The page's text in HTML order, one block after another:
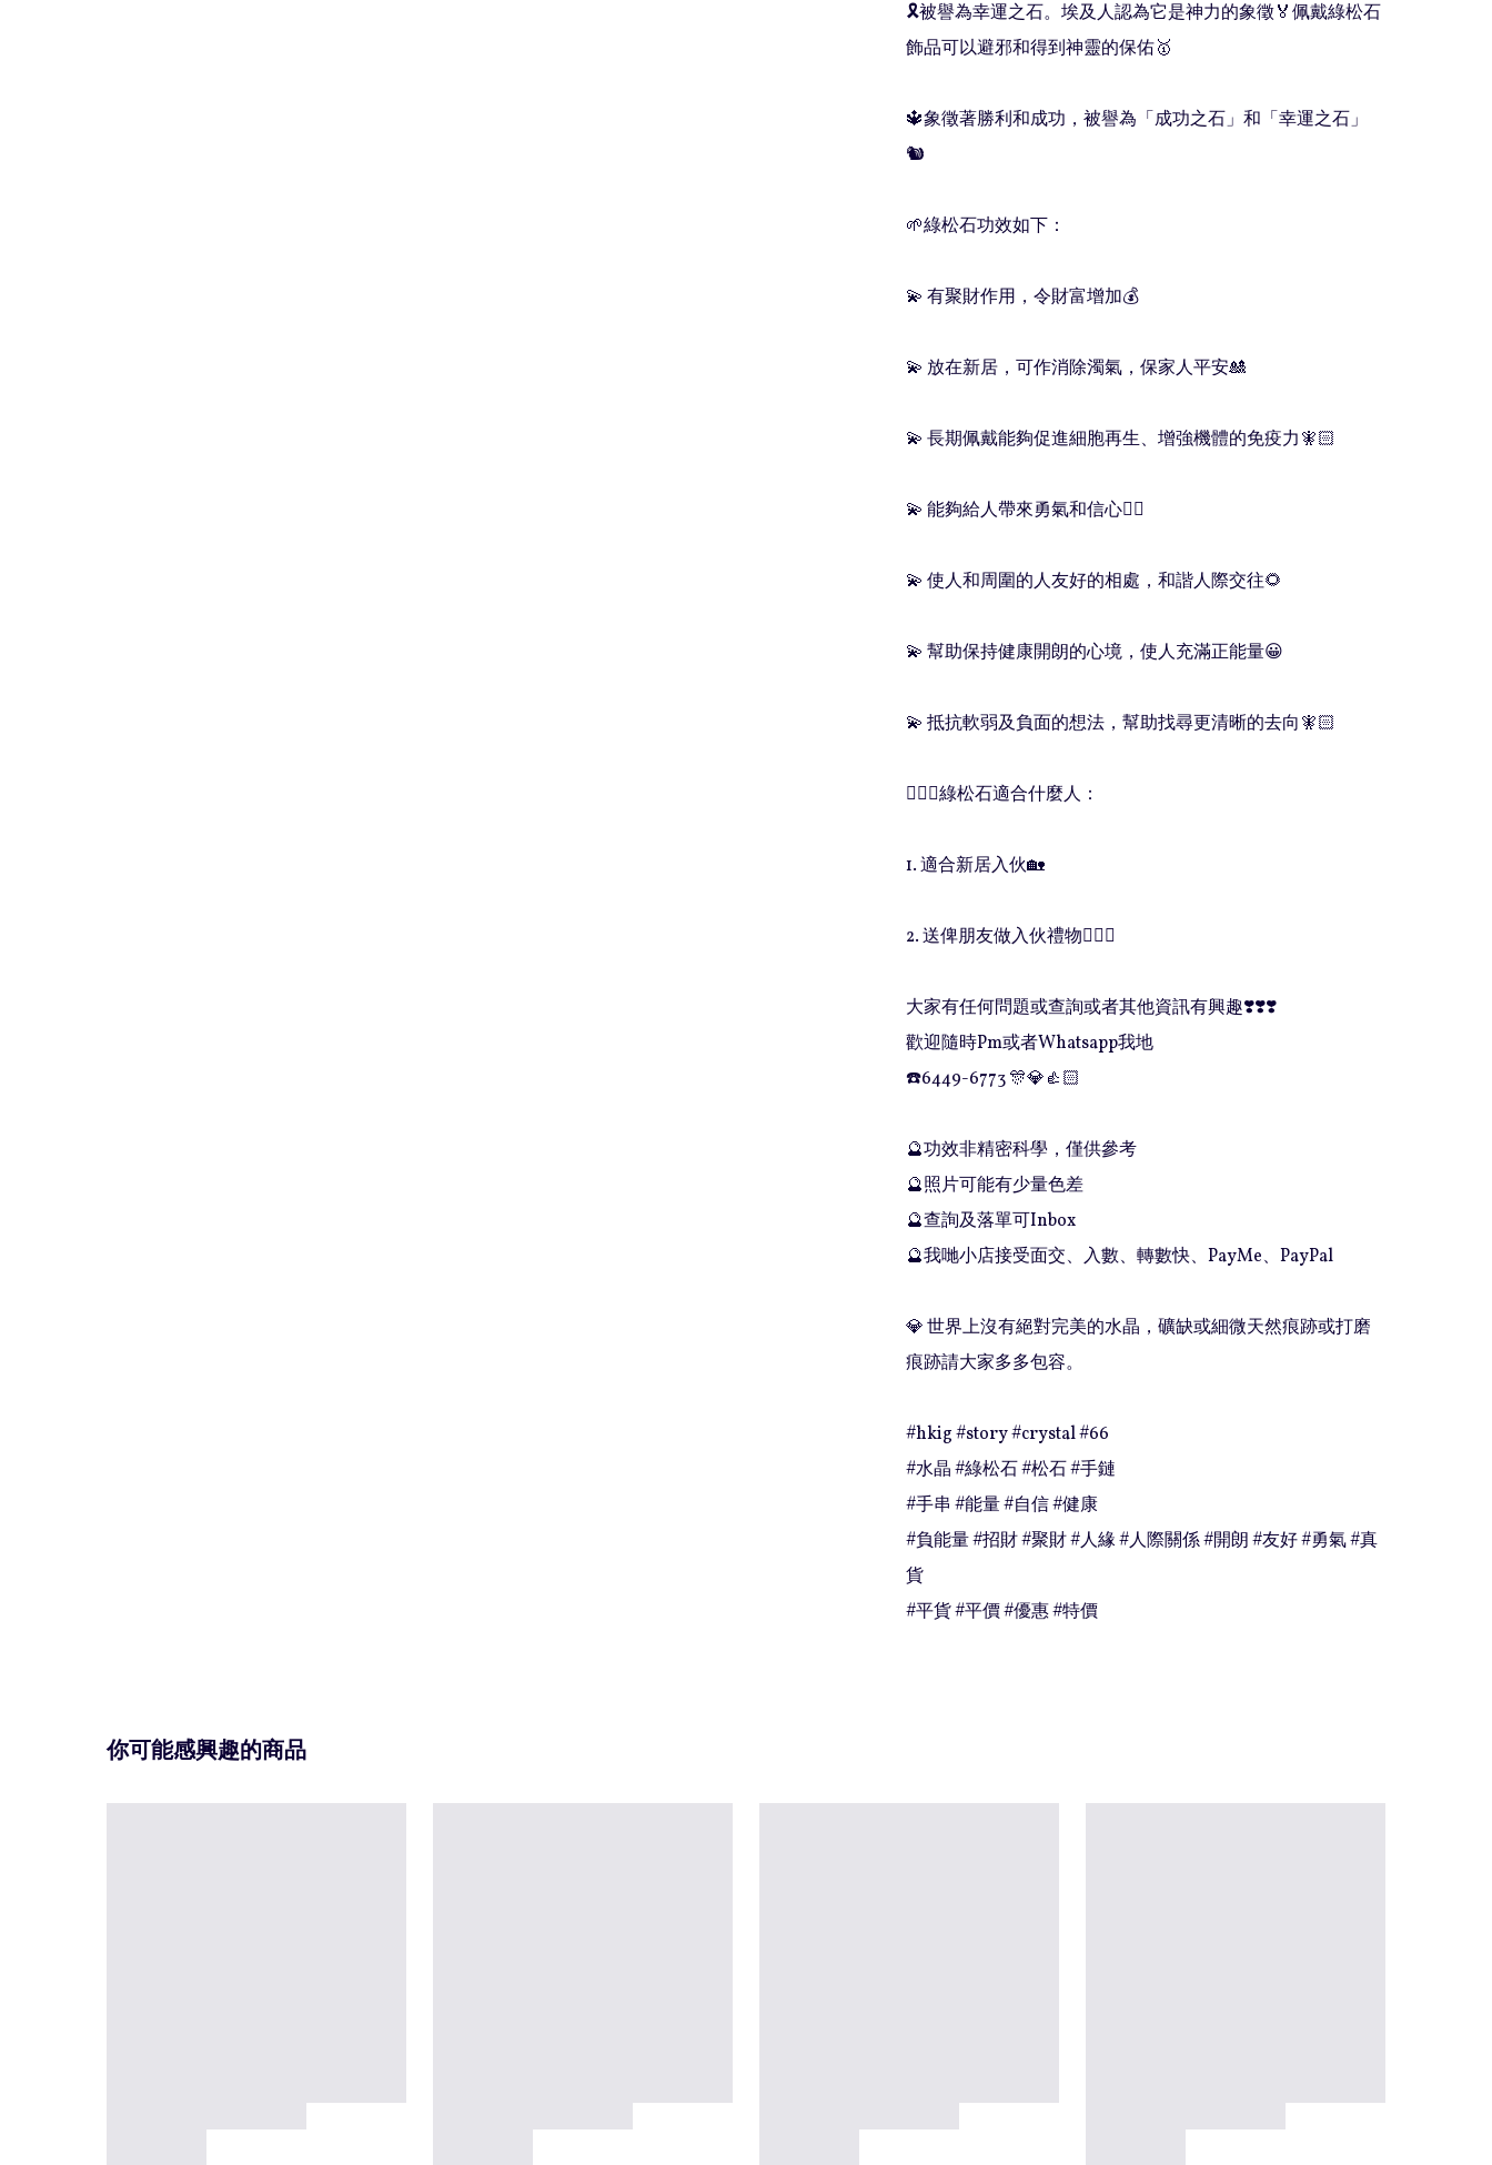
🎗被譽為幸運之石。埃及人認為它是神力的象徵🏅佩戴綠松石
飾品可以避邪和得到神靈的保佑🥇
🔱象徵著勝利和成功，被譽為「成功之石」和「幸運之石」
🐿
🌱綠松石功效如下：
💫 有聚財作用，令財富增加💰
💫 放在新居，可作消除濁氣，保家人平安🎎
💫 長期佩戴能夠促進細胞再生、增強機體的免疫力🧚🏻
💫 能夠給人帶來勇氣和信心👍🏻
💫 使人和周圍的人友好的相處，和諧人際交往🌻
💫 幫助保持健康開朗的心境，使人充滿正能量😀
💫 抵抗軟弱及負面的想法，幫助找尋更清晰的去向🧚🏻
🧚🏻‍♀️綠松石適合什麼人：
1. 適合新居入伙🏡
2. 送俾朋友做入伙禮物💁🏻‍♀️
大家有任何問題或查詢或者其他資訊有興趣❣️❣️❣️
歡迎隨時Pm或者Whatsapp我地
☎️6449-6773 🎊💎👍🏻
🔮功效非精密科學，僅供參考
🔮照片可能有少量色差
🔮查詢及落單可Inbox
🔮我哋小店接受面交、入數、轉數快、PayMe、PayPal
💎 世界上沒有絕對完美的水晶，礦缺或細微天然痕跡或打磨
痕跡請大家多多包容。
#hkig #story #crystal #66
#水晶 #綠松石 #松石 #手鏈
#手串 #能量 #自信 #健康
#負能量 #招財 #聚財 #人緣 #人際關係 #開朗 #友好 #勇氣 #真
貨
#平貨 #平價 #優惠 #特價
你可能感興趣的商品